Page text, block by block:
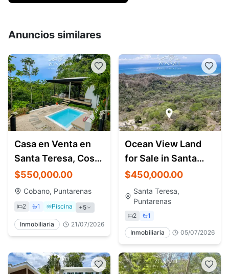
Anuncios similares
Casa en Venta en
Santa Teresa, Costa
Rica
$550,000.00
Cobano, Puntarenas
2 1 Piscina +5
Inmobiliaria 21/07/2026
Ocean View Land
for Sale in Santa
Teresa Costa Rica
$450,000.00
Santa Teresa,
Puntarenas
2 1
Inmobiliaria 05/07/2026